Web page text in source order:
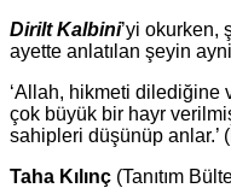
Dirilt Kalbini’yi okurken,
ayette anlatılan şeyin
‘Allah, hikmeti dilediğine
çok büyük bir hayr
sahipleri düşünüp anlar.’
Taha Kılınç (Tanıtım